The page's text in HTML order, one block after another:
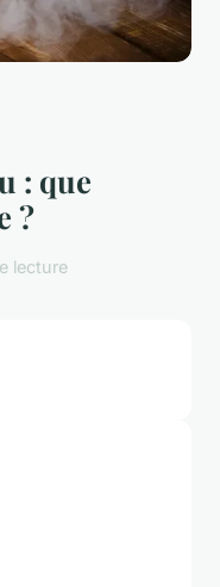
: que
?
lecture